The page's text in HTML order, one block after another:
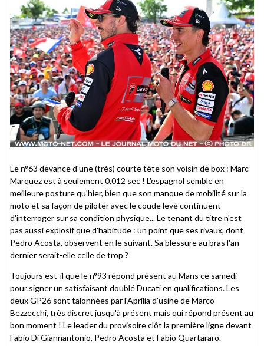
Le n°63 devance d'une (très) courte tête son voisin de box : Marc
Marquez est à seulement 0,012 sec ! L'espagnol semble en
meilleure posture qu'hier, bien que son manque de mobilité sur la
moto et sa façon de piloter avec le coude levé continuent
d'interroger sur sa condition physique... Le tenant du titre n'est
pas aussi explosif que d'habitude : un point que ses rivaux, dont
Pedro Acosta, observent en le suivant. Sa blessure au bras l'an
dernier serait-elle celle de trop ?
Toujours est-il que le n°93 répond présent au Mans ce samedi
pour signer un satisfaisant doublé Ducati en qualifications. Les
deux GP26 sont talonnées par l'Aprilia d'usine de Marco
Bezzecchi, très discret jusqu'à présent mais qui répond présent au
bon moment ! Le leader du provisoire clôt la première ligne devant
Fabio Di Giannantonio, Pedro Acosta et Fabio Quartararo.